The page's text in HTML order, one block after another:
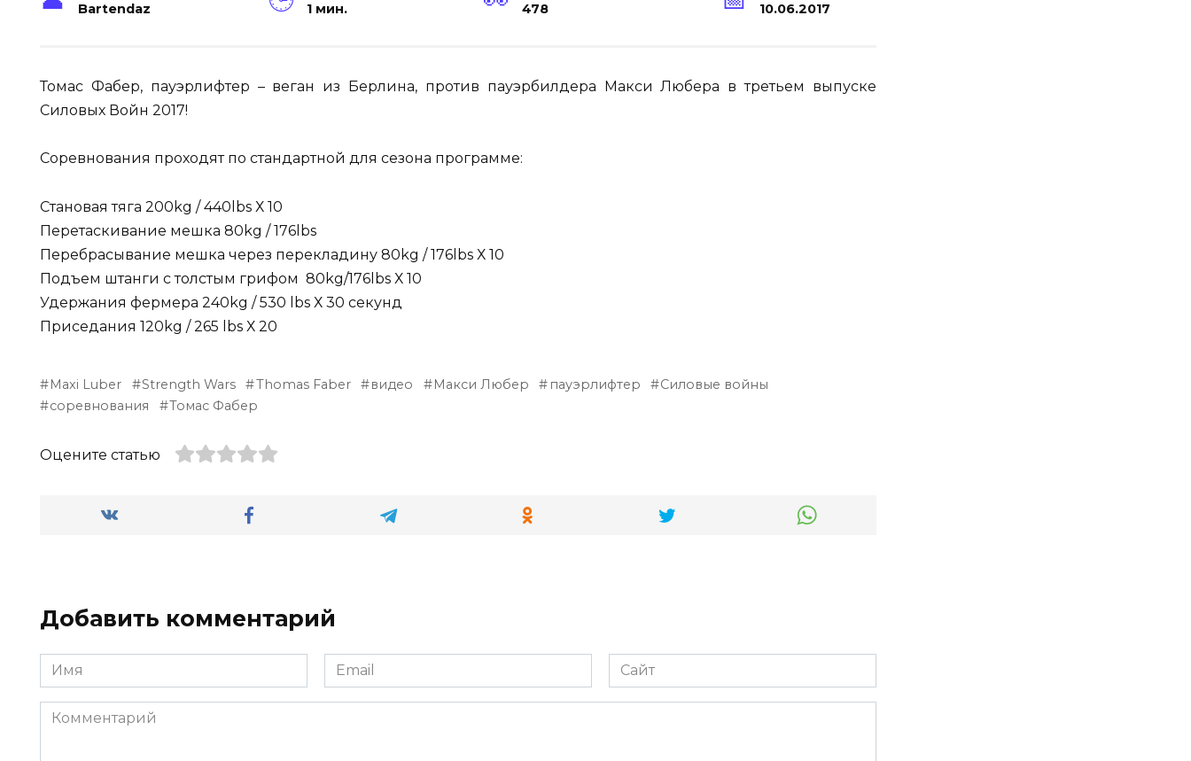
Bartendaz 1 мин. 478 10.06.2017
Томас Фабер, пауэрлифтер – веган из Берлина, против пауэрбилдера Макси Любера в третьем выпуске
Силовых Войн 2017!
Соревнования проходят по стандартной для сезона программе:
Становая тяга 200kg / 440lbs Х 10
Перетаскивание мешка 80kg / 176lbs
Перебрасывание мешка через перекладину 80kg / 176lbs Х 10
Подъем штанги с толстым грифом 80kg/176lbs Х 10
Удержания фермера 240kg / 530 lbs Х 30 секунд
Приседания 120kg / 265 lbs Х 20
Maxi Luber Strength Wars Thomas Faber видео Макси Любер пауэрлифтер
Силовые войны
соревнования
Томас Фабер
Оцените статью
Добавить комментарий
Имя Email Сайт
Комментарий